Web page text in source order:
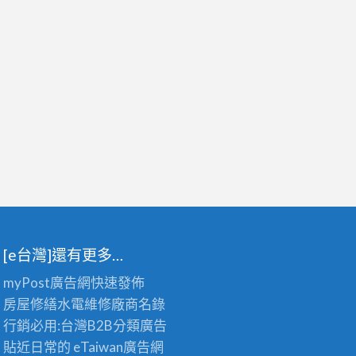
[e台灣]還有更多…
myPost廣告網快速發佈
房屋修繕水電維修廠商名錄
行銷必用:台灣B2B分類廣告
貼近日常的 eTaiwan廣告網